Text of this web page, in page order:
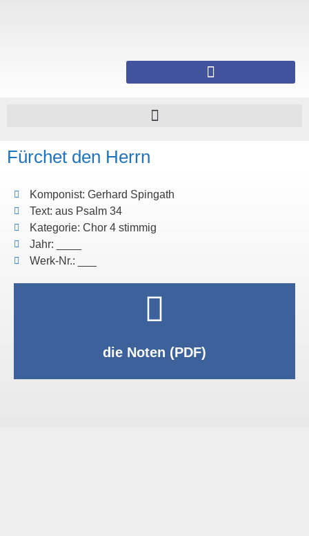
Fürchet den Herrn
Komponist: Gerhard Spingath
Text: aus Psalm 34
Kategorie: Chor 4 stimmig
Jahr: ____
Werk-Nr.: ___
die Noten (PDF)